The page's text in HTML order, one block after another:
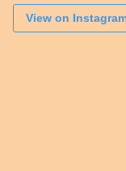
View on